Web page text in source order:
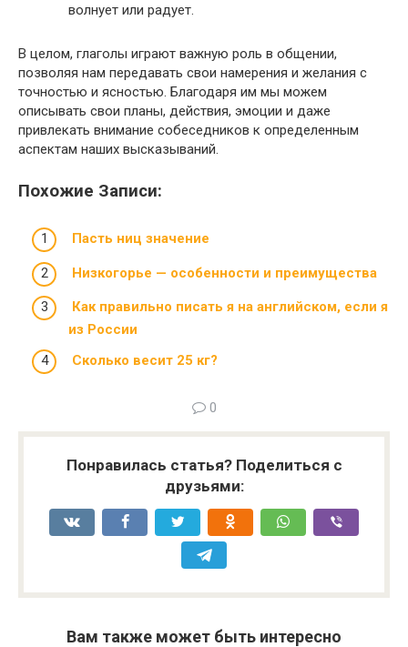
волнует или радует.
В целом, глаголы играют важную роль в общении,
позволяя нам передавать свои намерения и желания с
точностью и ясностью. Благодаря им мы можем
описывать свои планы, действия, эмоции и даже
привлекать внимание собеседников к определенным
аспектам наших высказываний.
Похожие Записи:
Пасть ниц значение
Низкогорье — особенности и преимущества
Как правильно писать я на английском, если я
из России
Сколько весит 25 кг?
0
Понравилась статья? Поделиться с
друзьями:
Вам также может быть интересно